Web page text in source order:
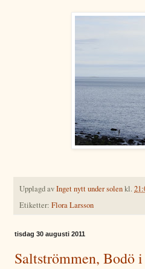
Upplagd avInget nytt under solenkl.
Etiketter: Flora Larsson
tisdag 30 augusti 2011
Saltströmmen, Bodö